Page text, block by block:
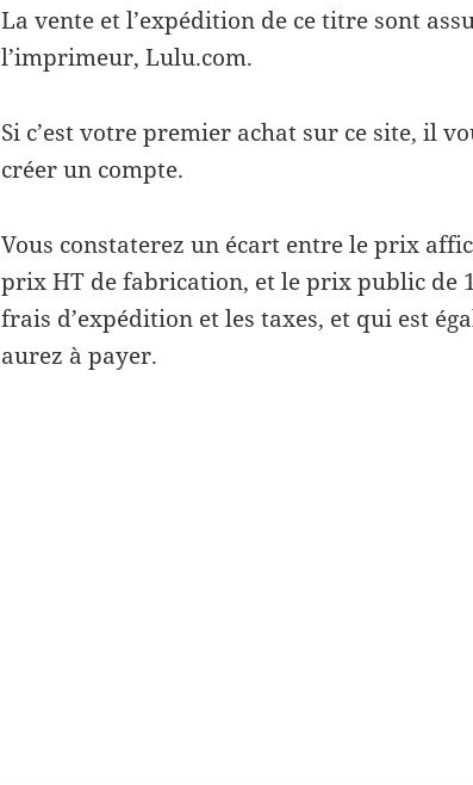
La vente et l’expédition de ce titre sont
l’imprimeur, Lulu.com.
Si c’est votre premier achat sur ce site, il
créer un compte.
Vous constaterez un écart entre le prix
prix HT de fabrication, et le prix public de
frais d’expédition et les taxes, et qui est
aurez à payer.